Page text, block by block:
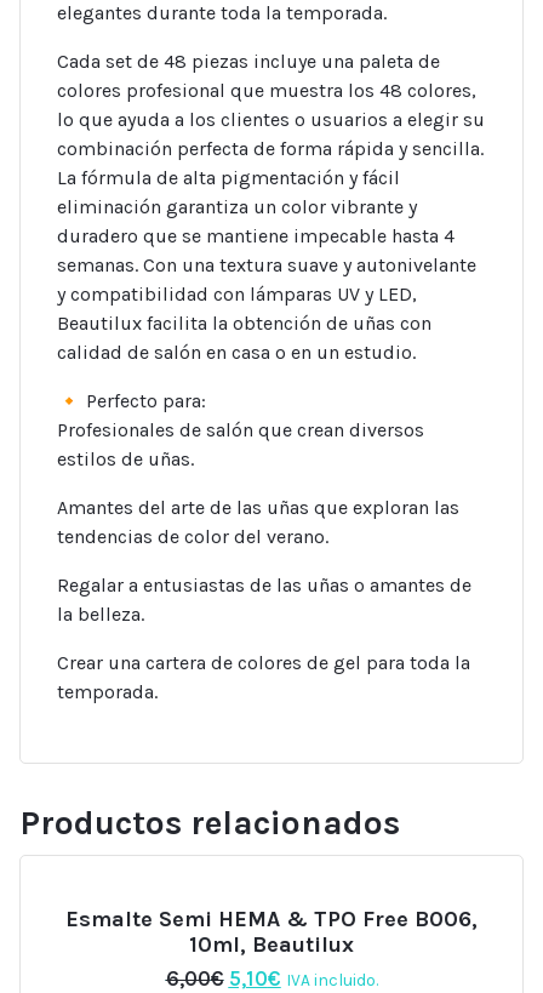
elegantes durante toda la temporada.
Cada set de 48 piezas incluye una paleta de
colores profesional que muestra los 48 colores,
lo que ayuda a los clientes o usuarios a elegir su
combinación perfecta de forma rápida y sencilla.
La fórmula de alta pigmentación y fácil
eliminación garantiza un color vibrante y
duradero que se mantiene impecable hasta 4
semanas. Con una textura suave y autonivelante
y compatibilidad con lámparas UV y LED,
Beautilux facilita la obtención de uñas con
calidad de salón en casa o en un estudio.
🔸 Perfecto para:
Profesionales de salón que crean diversos
estilos de uñas.
Amantes del arte de las uñas que exploran las
tendencias de color del verano.
Regalar a entusiastas de las uñas o amantes de
la belleza.
Crear una cartera de colores de gel para toda la
temporada.
Productos relacionados
Esmalte Semi HEMA & TPO Free B006,
10ml, Beautilux
6,00€ El
5,10€ElIVA incluido.